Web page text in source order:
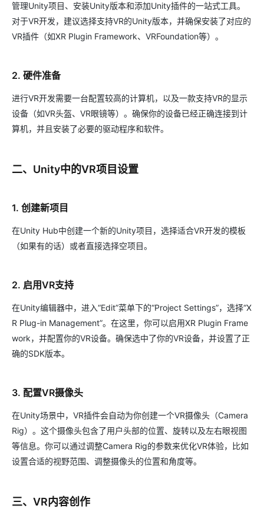
管理Unity项目、安装Unity版本和添加Unity插件的一站式工具。
对于VR开发，建议选择支持VR的Unity版本，并确保安装了对应的
VR插件（如XR Plugin Framework、VRFoundation等）。
2. 硬件准备
进行VR开发需要一台配置较高的计算机，以及一款支持VR的显示
设备（如VR头盔、VR眼镜等）。确保你的设备已经正确连接到计
算机，并且安装了必要的驱动程序和软件。
二、Unity中的VR项目设置
1. 创建新项目
在Unity Hub中创建一个新的Unity项目，选择适合VR开发的模板
（如果有的话）或者直接选择空项目。
2. 启用VR支持
在Unity编辑器中，进入“Edit”菜单下的“Project Settings”，选择“X
R Plug-in Management”。在这里，你可以启用XR Plugin Frame
work，并配置你的VR设备。确保选中了你的VR设备，并设置了正
确的SDK版本。
3. 配置VR摄像头
在Unity场景中，VR插件会自动为你创建一个VR摄像头（Camera
Rig）。这个摄像头包含了用户头部的位置、旋转以及左右眼视图
等信息。你可以通过调整Camera Rig的参数来优化VR体验，比如
设置合适的视野范围、调整摄像头的位置和角度等。
三、VR内容创作